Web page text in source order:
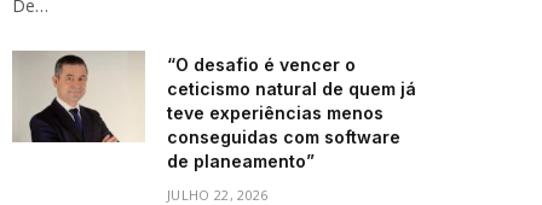
De…
“O desafio é vencer o
ceticismo natural de quem já
teve experiências menos
conseguidas com software
de planeamento”
JULHO 22, 2026